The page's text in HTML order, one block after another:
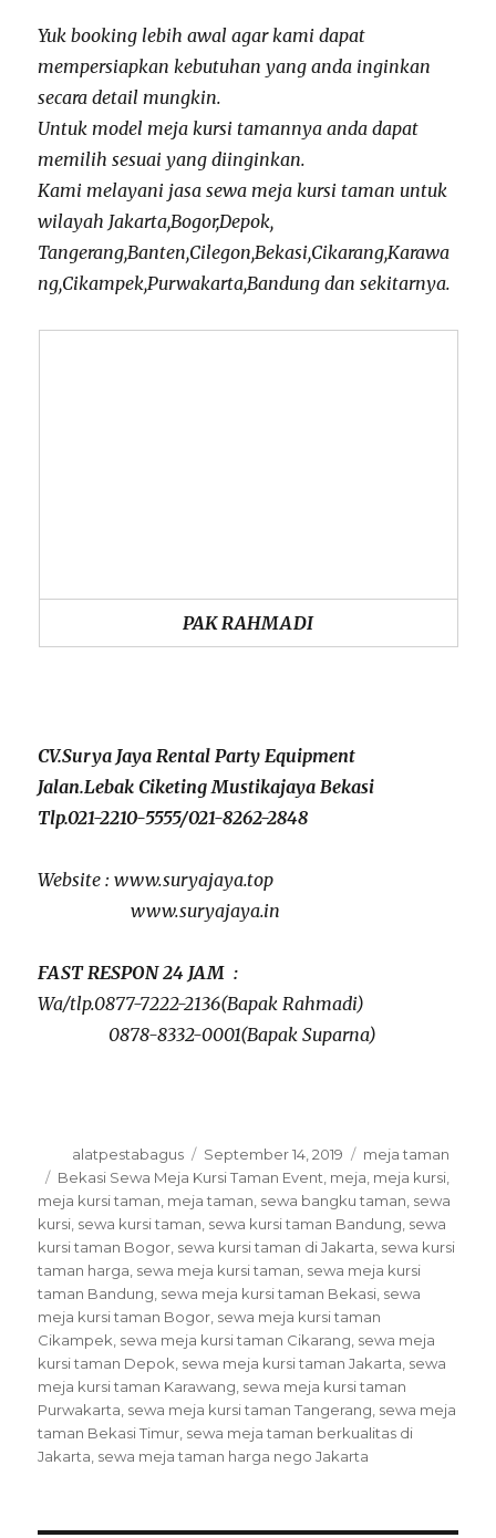
Yuk booking lebih awal agar kami dapat
mempersiapkan kebutuhan yang anda inginkan
secara detail mungkin.
Untuk model meja kursi tamannya anda dapat
memilih sesuai yang diinginkan.
Kami melayani jasa sewa meja kursi taman untuk
wilayah Jakarta,Bogor,Depok,
Tangerang,Banten,Cilegon,Bekasi,Cikarang,Karawa
ng,Cikampek,Purwakarta,Bandung dan sekitarnya.
PAK RAHMADI
CV.Surya Jaya Rental Party Equipment
Jalan.Lebak Ciketing Mustikajaya Bekasi
Tlp.021-2210-5555/021-8262-2848
Website : www.suryajaya.top
www.suryajaya.in
FAST RESPON 24 JAM :
Wa/tlp.0877-7222-2136(Bapak Rahmadi)
0878-8332-0001(Bapak Suparna)
Author
alatpestabagus
Posted
on
September 14, 2019 Categories
meja taman
Tags
Bekasi Sewa Meja Kursi Taman Event meja meja kursi
meja kursi taman meja taman sewa bangku taman sewa
kursi sewa kursi taman sewa kursi taman Bandung sewa
kursi taman Bogor sewa kursi taman di Jakarta sewa kursi
taman harga sewa meja kursi taman sewa meja kursi
taman Bandung sewa meja kursi taman Bekasi sewa
meja kursi taman Bogor sewa meja kursi taman
Cikampek sewa meja kursi taman Cikarang sewa meja
kursi taman Depok sewa meja kursi taman Jakarta sewa
meja kursi taman Karawang sewa meja kursi taman
Purwakarta sewa meja kursi taman Tangerang sewa meja
taman Bekasi Timur sewa meja taman berkualitas di
Jakarta sewa meja taman harga nego Jakarta